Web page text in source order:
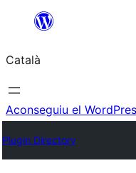
contingut
Català
Aconseguiu el
Plugin Directory